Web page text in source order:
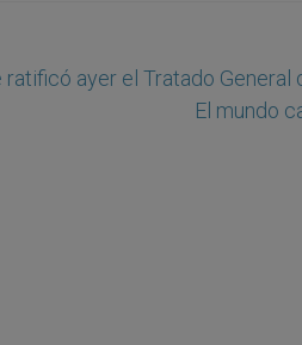
ratificó ayer el Tratado
El mundo